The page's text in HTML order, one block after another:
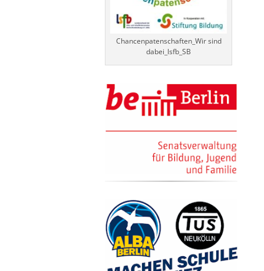
Chancenpatenschaften_Wir sind
dabei_lsfb_SB